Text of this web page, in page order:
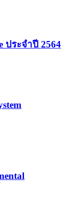
ประจำปี 2564